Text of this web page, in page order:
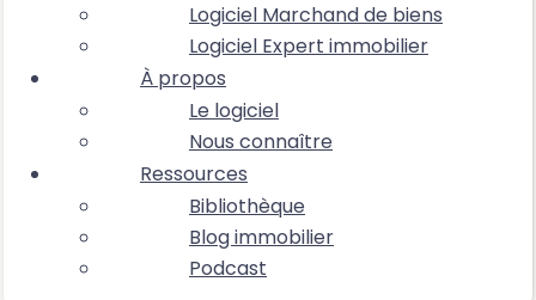
Logiciel Marchand de biens
Logiciel Expert immobilier
À propos
Le logiciel
Nous connaître
Ressources
Bibliothèque
Blog immobilier
Podcast